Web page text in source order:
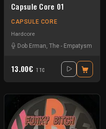
Capsule Core 01
CAPSULE CORE
Hardcore
Dob Erman, The - Empatysm
13.00€ TTC